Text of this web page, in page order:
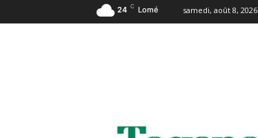
24 C Lomé samedi, août 8, 2026